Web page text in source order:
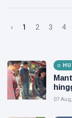
‹ 1 2 3 4
07